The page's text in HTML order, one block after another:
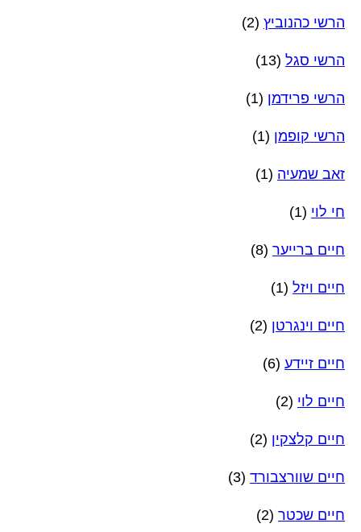
הרשי כהנוביץ (2)
הרשי סגל (13)
הרשי פרידמן (1)
הרשי קופמן (1)
זאב שמעיה (1)
חי לוי (1)
חיים ברייער (8)
חיים ויזל (1)
חיים וינגרטן (2)
חיים זיידע (6)
חיים לוי (2)
חיים קלצקין (2)
חיים שוורצבורד (3)
חיים שכטר (2)